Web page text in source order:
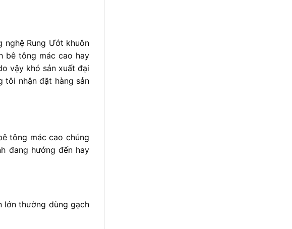
nghệ Rung Ướt khuôn
bê tông mác cao hay
vậy khó sản xuất đại
tôi nhận đặt hàng sản
tông mác cao chúng
đang hướng đến hay
lớn thường dùng gạch